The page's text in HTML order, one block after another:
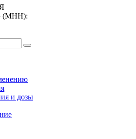
(МНН):
и дозы